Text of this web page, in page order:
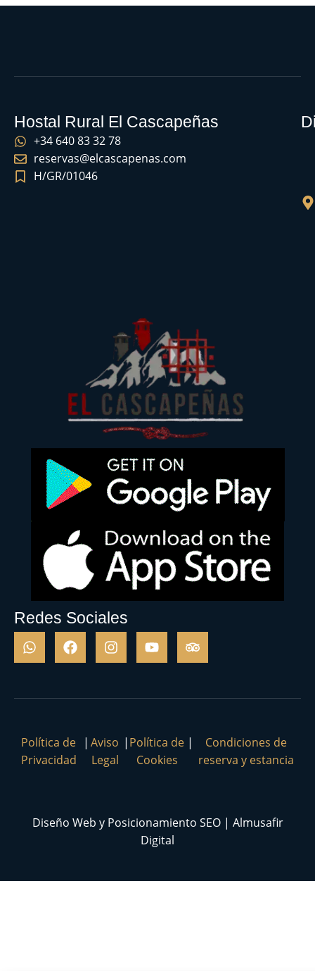
Hostal Rural El Cascapeñas
+34 640 83 32 78
reservas@elcascapenas.com
H/GR/01046
Redes Sociales
Política de
Privacidad
| Aviso
Legal
| Política de
Cookies
|
Condiciones de
reserva y estancia
Diseño Web y Posicionamiento SEO | Almusafir
Digital